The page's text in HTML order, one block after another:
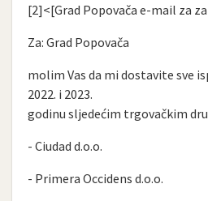
[2]<[Grad Popovača e-mail za
Za: Grad Popovača
molim Vas da mi dostavite sve
2022. i 2023.
godinu sljedećim trgovačkim
- Ciudad d.o.o.
- Primera Occidens d.o.o.